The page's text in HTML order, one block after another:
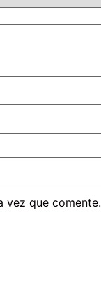
vez que comente.